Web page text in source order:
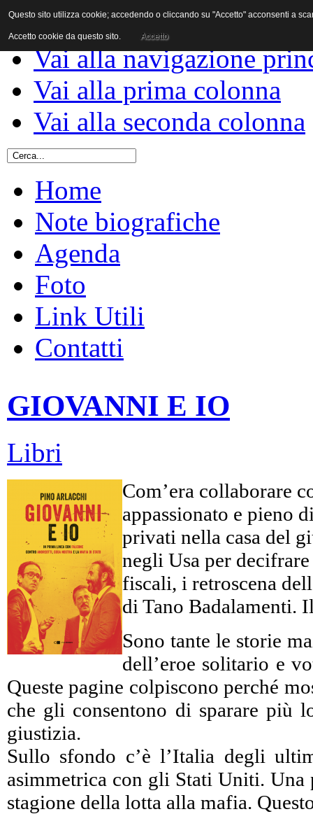
Vai al contenuto
Vai alla navigazione
Vai alla prima colonna
Vai alla seconda colonna
Home
Note biografiche
Agenda
Foto
Link Utili
Contatti
GIOVANNI E IO
Libri
Com’era collaborare
appassionato e pieno
privati nella casa del
negli Usa per
fiscali, i retroscena
di Tano Badalamenti.
Sono tante le storie
dell’eroe solitario e
Queste pagine colpiscono perché
che gli consentono di sparare più
giustizia.
Sullo sfondo c’è l’Italia degli
asimmetrica con gli Stati Uniti. Una
stagione della lotta alla mafia.
Questo sito utilizza cookie; accedendo o cliccando su "Accetto" acconsenti a
Accetto cookie da questo sito. Accetto